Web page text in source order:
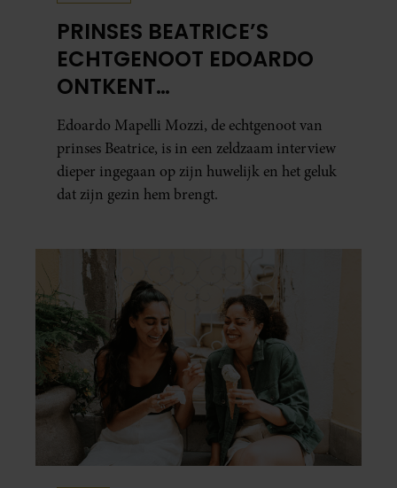
PRINSES BEATRICE’S
ECHTGENOOT EDOARDO
ONTKENT
HUWELIJKSPROBLEMEN
Edoardo Mapelli Mozzi, de echtgenoot van
prinses Beatrice, is in een zeldzaam interview
dieper ingegaan op zijn huwelijk en het geluk
dat zijn gezin hem brengt.